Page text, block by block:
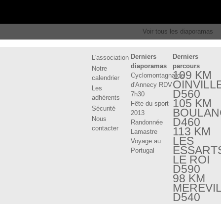
Voir tous les diaporamas
L'association
Notre
calendrier
Les
adhérents
Sécurité
Nous
contacter
Derniers
diaporamas
Cyclomontagnarde
d'Annecy RDV
7h30
Fête du sport
2013
Randonnée
Lamastre
Voyage au
Portugal
Derniers
parcours
109 KM
D560
105 KM
D460
113 KM
LES
LE ROI
D590
98 KM
D540